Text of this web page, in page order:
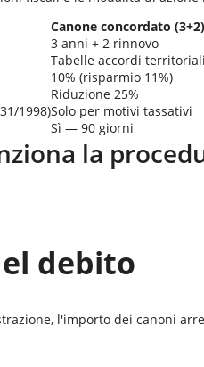
Canone concordato (3+2)
3 anni + 2 rinnovo
Tabelle accordi territoriali
10% (risparmio 11%)
Riduzione 25%
1998)Solo per motivi tassativi
Sì — 90 giorni
la
debito
l'importo dei canoni